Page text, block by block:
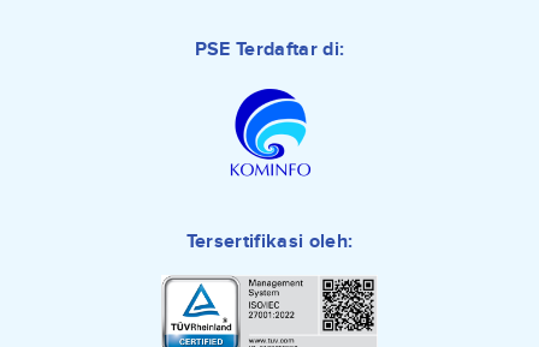
PSE Terdaftar di:
Tersertifikasi oleh: